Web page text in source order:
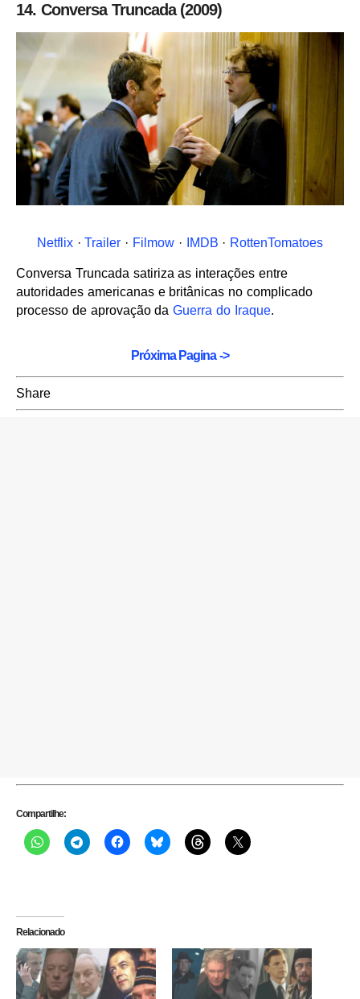
14. Conversa Truncada (2009)
Netflix·Trailer · Filmow · IMDB · RottenTomatoes
Conversa Truncada satiriza as interações entre
autoridades americanas e britânicas no complicado
processo de aprovação daGuerra do Iraque.
Próxima Pagina ->
Share
Compartilhe:
Relacionado